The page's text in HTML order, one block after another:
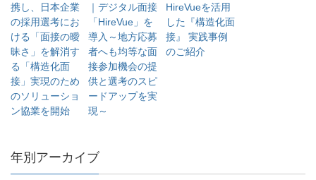
携し、日本企業
の採用選考にお
ける「面接の曖
昧さ」を解消す
る「構造化面
接」実現のため
のソリューショ
ン協業を開始
｜デジタル面接
「HireVue」を
導入～地方応募
者へも均等な面
接参加機会の提
供と選考のスピ
ードアップを実
現～
HireVueを活用
した『構造化面
接』 実践事例
のご紹介
年別アーカイブ